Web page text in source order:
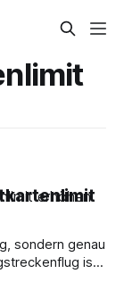
sondern genau
ist